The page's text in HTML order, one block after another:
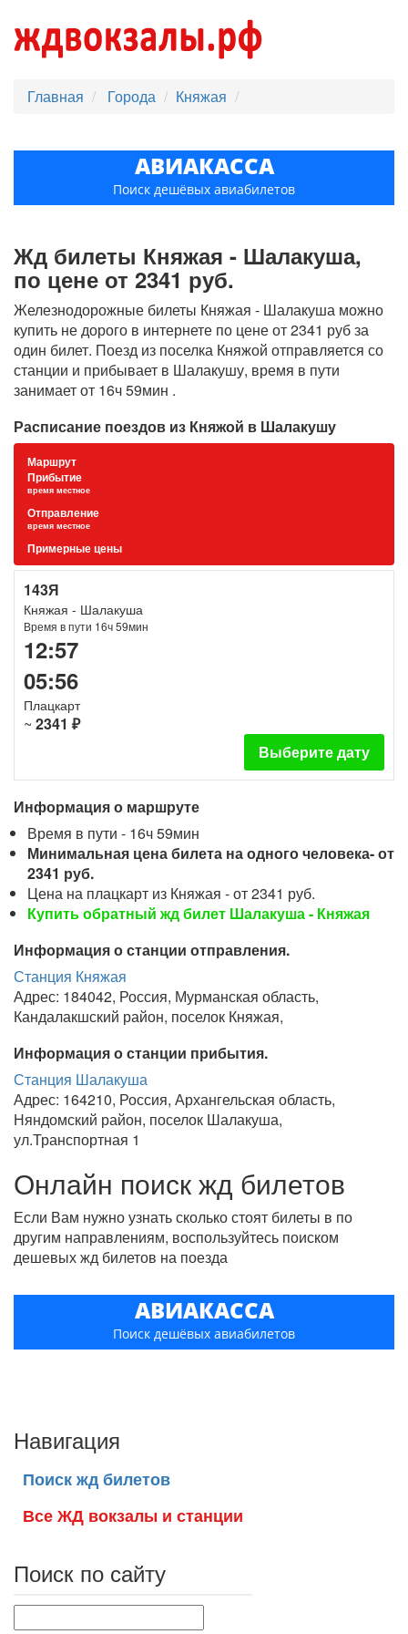
Главная Города Княжая
АВИАКАССА
Поиск дешёвых авиабилетов
Жд билеты Княжая - Шалакуша,
по цене от 2341 руб.
Железнодорожные билеты Княжая - Шалакуша можно
купить не дорого в интернете по цене от 2341 руб за
один билет. Поезд из поселка Княжой отправляется со
станции и прибывает в Шалакушу, время в пути
занимает от 16ч 59мин .
Расписание поездов из Княжой в Шалакушу
Маршрут
Прибытие
время местное
Отправление
время местное
Примерные цены
143Я
Княжая - Шалакуша
Время в пути 16ч 59мин
12:57
05:56
Плацкарт
~ 2341 ₽
Выберите дату
Информация о маршруте
Время в пути - 16ч 59мин
Минимальная цена билета на одного человека- от
2341 руб.
Цена на плацкарт из Княжая - от 2341 руб.
Купить обратный жд билет Шалакуша - Княжая
Информация о станции отправления.
Станция Княжая
Адрес: 184042, Россия, Мурманская область,
Кандалакшский район, поселок Княжая,
Информация о станции прибытия.
Станция Шалакуша
Адрес: 164210, Россия, Архангельская область,
Няндомский район, поселок Шалакуша,
ул.Транспортная 1
Онлайн поиск жд билетов
Если Вам нужно узнать сколько стоят билеты в по
другим направлениям, воспользуйтесь поиском
дешевых жд билетов на поезда
АВИАКАССА
Поиск дешёвых авиабилетов
Навигация
Поиск жд билетов
Все ЖД вокзалы и станции
Поиск по сайту